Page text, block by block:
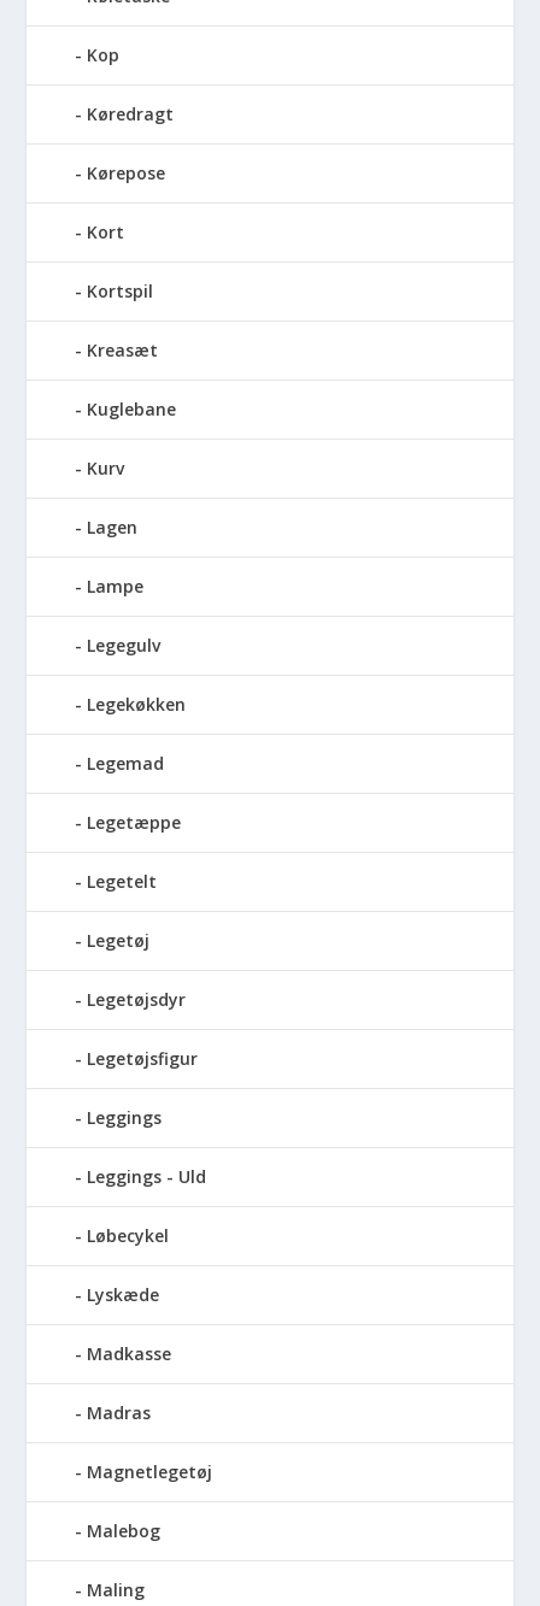
Kop
Køredragt
Kørepose
Kort
Kortspil
Kreasæt
Kuglebane
Kurv
Lagen
Lampe
Legegulv
Legekøkken
Legemad
Legetæppe
Legetelt
Legetøj
Legetøjsdyr
Legetøjsfigur
Leggings
Leggings - Uld
Løbecykel
Lyskæde
Madkasse
Madras
Magnetlegetøj
Malebog
Maling